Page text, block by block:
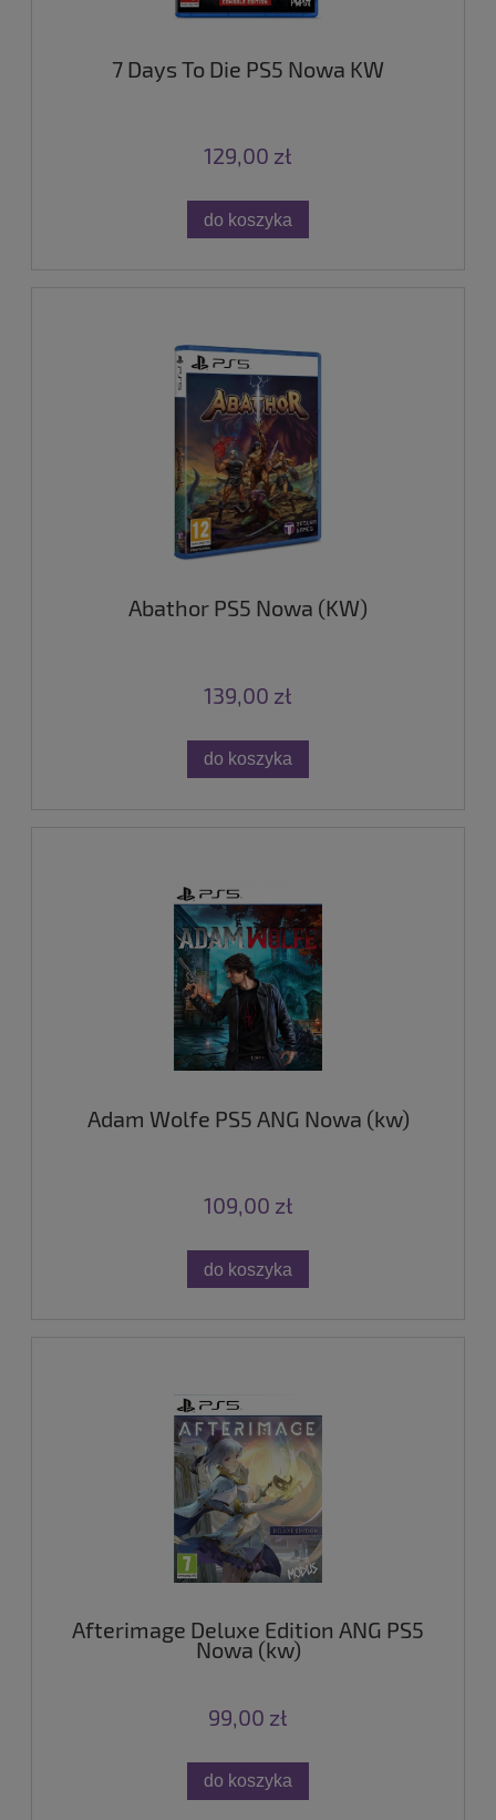
7 Days To Die PS5 Nowa KW
129,00 zł
do koszyka
Abathor PS5 Nowa (KW)
139,00 zł
do koszyka
Adam Wolfe PS5 ANG Nowa (kw)
109,00 zł
do koszyka
Afterimage Deluxe Edition ANG PS5
Nowa (kw)
99,00 zł
do koszyka